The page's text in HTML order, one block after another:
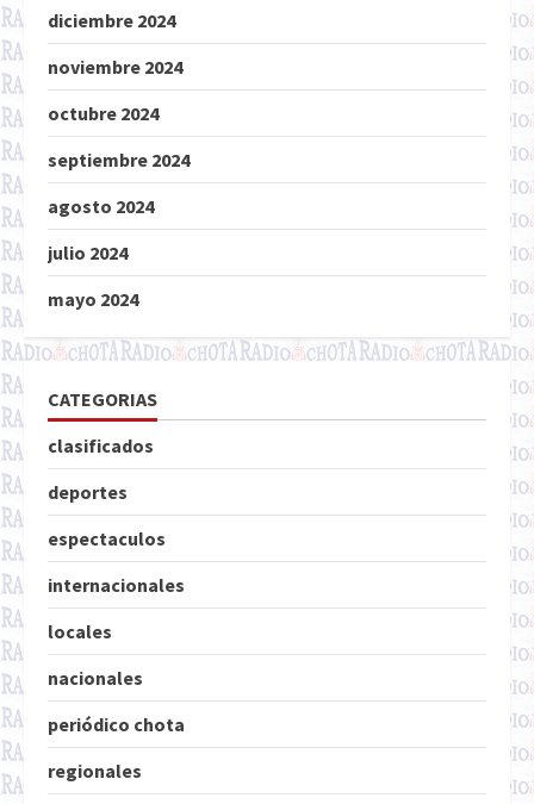
diciembre 2024
noviembre 2024
octubre 2024
septiembre 2024
agosto 2024
julio 2024
mayo 2024
CATEGORIAS
clasificados
deportes
espectaculos
internacionales
locales
nacionales
periódico chota
regionales